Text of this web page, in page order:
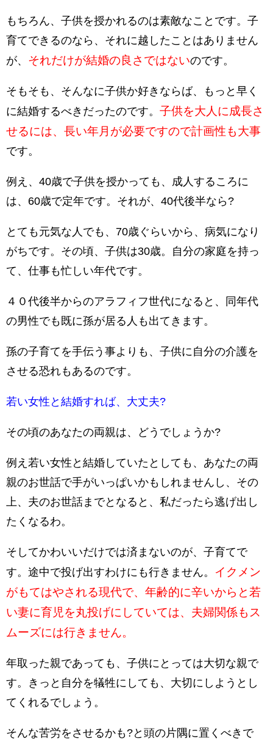
もちろん、子供を授かれるのは素敵なことです。子
育てできるのなら、それに越したことはありません
が、 それだけが結婚の良さではないのです。
そもそも、そんなに子供か好きならば、もっと早く
に結婚するべきだったのです。 子供を大人に成長さ
せるには、長い年月が必要ですので計画性も大事
です。
例え、40歳で子供を授かっても、成人するころに
は、60歳で定年です。それが、40代後半なら?
とても元気な人でも、70歳ぐらいから、病気になり
がちです。その頃、子供は30歳。自分の家庭を持っ
て、仕事も忙しい年代です。
４０代後半からのアラフィフ世代になると、同年代
の男性でも既に孫が居る人も出てきます。
孫の子育てを手伝う事よりも、子供に自分の介護を
させる恐れもあるのです。
若い女性と結婚すれば、大丈夫?
その頃のあなたの両親は、どうでしょうか?
例え若い女性と結婚していたとしても、あなたの両
親のお世話で手がいっぱいかもしれませんし、その
上、夫のお世話までとなると、私だったら逃げ出し
たくなるわ。
そしてかわいいだけでは済まないのが、子育てで
す。途中で投げ出すわけにも行きません。 イクメン
がもてはやされる現代で、年齢的に辛いからと若
い妻に育児を丸投げにしていては、夫婦関係もス
ムーズには行きません。
年取った親であっても、子供にとっては大切な親で
す。きっと自分を犠牲にしても、大切にしようとし
てくれるでしょう。
そんな苦労をさせるかも?と頭の片隅に置くべきで